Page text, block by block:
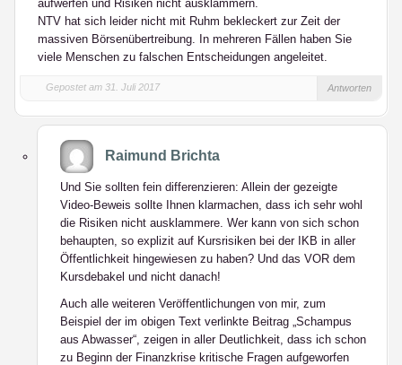
aufwerfen und Risiken nicht ausklammern.
NTV hat sich leider nicht mit Ruhm bekleckert zur Zeit der
massiven Börsenübertreibung. In mehreren Fällen haben Sie
viele Menschen zu falschen Entscheidungen angeleitet.
Gepostet am 31. Juli 2017 Antworten
Raimund Brichta
Und Sie sollten fein differenzieren: Allein der gezeigte
Video-Beweis sollte Ihnen klarmachen, dass ich sehr wohl
die Risiken nicht ausklammere. Wer kann von sich schon
behaupten, so explizit auf Kursrisiken bei der IKB in aller
Öffentlichkeit hingewiesen zu haben? Und das VOR dem
Kursdebakel und nicht danach!
Auch alle weiteren Veröffentlichungen von mir, zum
Beispiel der im obigen Text verlinkte Beitrag „Schampus
aus Abwasser“, zeigen in aller Deutlichkeit, dass ich schon
zu Beginn der Finanzkrise kritische Fragen aufgeworfen